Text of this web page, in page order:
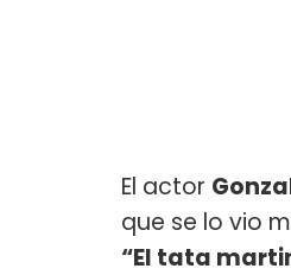
El actor
que se lo vio
“El tata